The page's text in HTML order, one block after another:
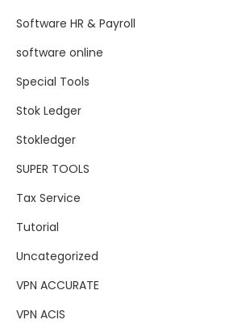
Software HR & Payroll
software online
Special Tools
Stok Ledger
Stokledger
SUPER TOOLS
Tax Service
Tutorial
Uncategorized
VPN ACCURATE
VPN ACIS